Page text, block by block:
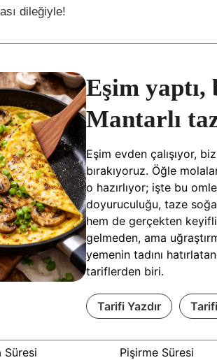
dileğiyle!
Eşim yaptı,
Mantarlı
Eşim evden çalışıyor,
bırakıyoruz. Öğle
o hazırlıyor; işte bu
doyuruculuğu, taze
hem de gerçekten
gelmeden, ama
yemenin tadını
tariflerden biri.
Tarifi Yazdır
Süresi
Pişirme Süresi